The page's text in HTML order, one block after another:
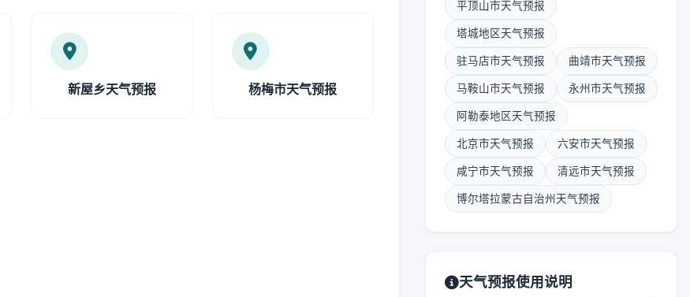
新屋乡天气预报 杨梅市天气预报
平顶山市天气预报
塔城地区天气预报
驻马店市天气预报 曲靖市天气预报
马鞍山市天气预报 永州市天气预报
阿勒泰地区天气预报
北京市天气预报 六安市天气预报
咸宁市天气预报 清远市天气预报
博尔塔拉蒙古自治州天气预报
天气预报使用说明